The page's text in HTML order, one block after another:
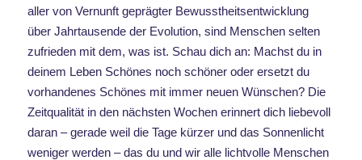
aller von Vernunft geprägter Bewusstheitsentwicklung
über Jahrtausende der Evolution, sind Menschen selten
zufrieden mit dem, was ist. Schau dich an: Machst du in
deinem Leben Schönes noch schöner oder ersetzt du
vorhandenes Schönes mit immer neuen Wünschen? Die
Zeitqualität in den nächsten Wochen erinnert dich liebevoll
daran – gerade weil die Tage kürzer und das Sonnenlicht
weniger werden – das du und wir alle lichtvolle Menschen